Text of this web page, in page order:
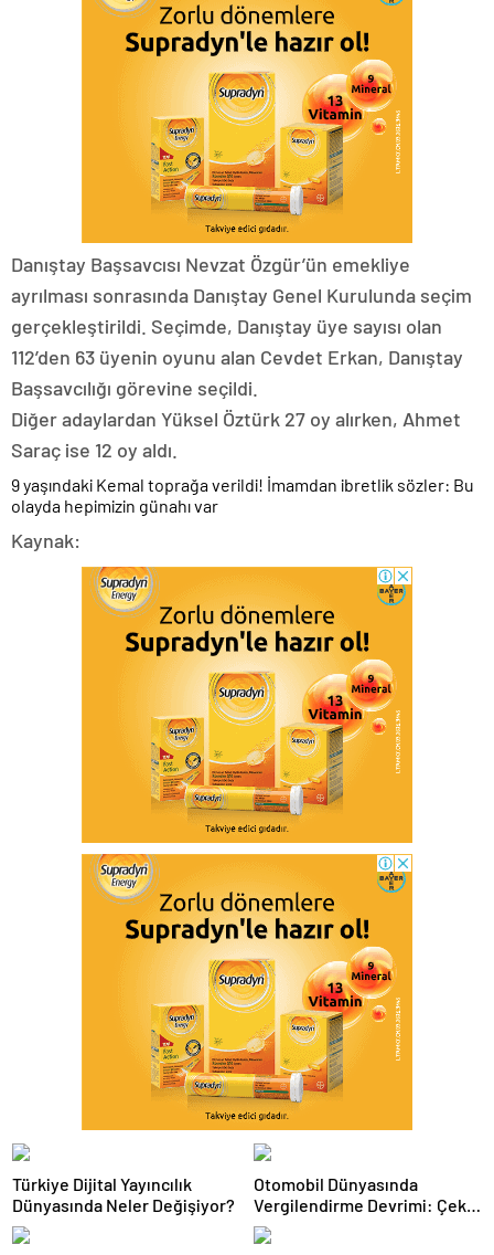
Danıştay Başsavcısı Nevzat Özgür’ün emekliye
ayrılması sonrasında Danıştay Genel Kurulunda seçim
gerçekleştirildi. Seçimde, Danıştay üye sayısı olan
112’den 63 üyenin oyunu alan Cevdet Erkan, Danıştay
Başsavcılığı görevine seçildi.
Diğer adaylardan Yüksel Öztürk 27 oy alırken, Ahmet
Saraç ise 12 oy aldı.
9 yaşındaki Kemal toprağa verildi! İmamdan ibretlik sözler: Bu
olayda hepimizin günahı var
Kaynak:
Türkiye Dijital Yayıncılık
Dünyasında Neler Değişiyor?
Otomobil Dünyasında
Vergilendirme Devrimi: Çekiş
Sistemleri ve Yeni Dönem